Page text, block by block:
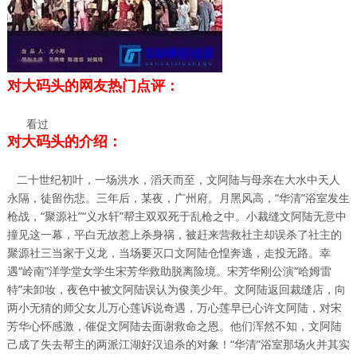
对大码头的网友热门点评：
看过
对大码头的介绍：
二十世纪初叶，一场洪水，滔天而至，文阿陆与母亲在大水中天人
永隔，徒留伤悲。三年后，某夜，广州府。月黑风高，“华清”浴室发生
枪战，“聚源社”“义水轩”帮主双双死于乱枪之中。小裁缝文阿陆无意中
撞见这一幕，平白无故惹上杀身祸，被赶来营救社主却误杀了社主的
聚源社三当家于义龙，当场要灭口文阿陆仓惶奔逃，走投无路。幸
遇“岭南”洋学堂女学生宋芳华救助脱离险境。宋芳华刚公演“哈姆雷
特”未卸妆，夜色中被文阿陆误认为俊美少年。文阿陆返回裁缝店，向
两小无猜的师父女儿万心莲诉说奇遇，万心莲早已心许文阿陆，对宋
芳华心怀感激，催促文阿陆去面谢救命之恩。他们浑然不知，文阿陆
己成了失去帮主的两派江湖好汉追杀的对象！“华清”浴室那场火并其实